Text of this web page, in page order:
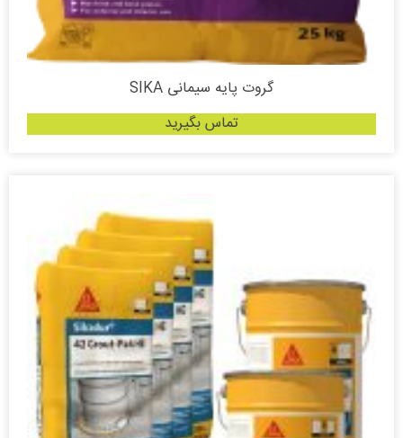
گروت پایه سیمانی SIKA
تماس بگیرید